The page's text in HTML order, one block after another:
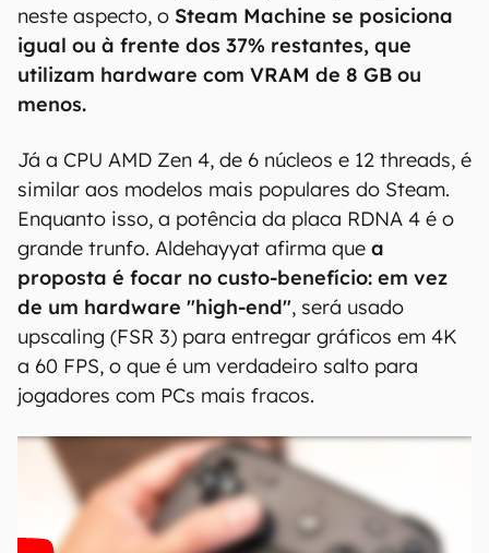
neste aspecto, o Steam Machine se posiciona
igual ou à frente dos 37% restantes, que
utilizam hardware com VRAM de 8 GB ou
menos.
Já a CPU AMD Zen 4, de 6 núcleos e 12 threads, é
similar aos modelos mais populares do Steam.
Enquanto isso, a potência da placa RDNA 4 é o
grande trunfo. Aldehayyat afirma que a
proposta é focar no custo-benefício: em vez
de um hardware "high-end", será usado
upscaling (FSR 3) para entregar gráficos em 4K
a 60 FPS, o que é um verdadeiro salto para
jogadores com PCs mais fracos.